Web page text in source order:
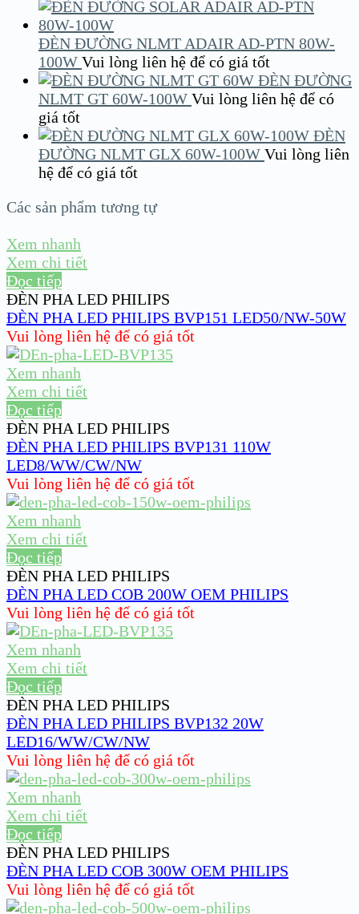
ĐÈN ĐƯỜNG NLMT ADAIR AD-PTN 80W-
100W Vui lòng liên hệ để có giá tốt
ĐÈN ĐƯỜNG
NLMT GT 60W-100W Vui lòng liên hệ để có
giá tốt
ĐÈN
ĐƯỜNG NLMT GLX 60W-100W Vui lòng liên
hệ để có giá tốt
Các sản phẩm tương tự
Xem nhanh
Xem chi tiết
Đọc tiếp
ĐÈN PHA LED PHILIPS
ĐÈN PHA LED PHILIPS BVP151 LED50/NW-50W
Vui lòng liên hệ để có giá tốt
Xem nhanh
Xem chi tiết
Đọc tiếp
ĐÈN PHA LED PHILIPS
ĐÈN PHA LED PHILIPS BVP131 110W
LED8/WW/CW/NW
Vui lòng liên hệ để có giá tốt
Xem nhanh
Xem chi tiết
Đọc tiếp
ĐÈN PHA LED PHILIPS
ĐÈN PHA LED COB 200W OEM PHILIPS
Vui lòng liên hệ để có giá tốt
Xem nhanh
Xem chi tiết
Đọc tiếp
ĐÈN PHA LED PHILIPS
ĐÈN PHA LED PHILIPS BVP132 20W
LED16/WW/CW/NW
Vui lòng liên hệ để có giá tốt
Xem nhanh
Xem chi tiết
Đọc tiếp
ĐÈN PHA LED PHILIPS
ĐÈN PHA LED COB 300W OEM PHILIPS
Vui lòng liên hệ để có giá tốt